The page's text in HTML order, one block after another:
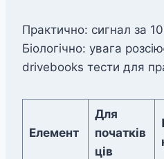
Практично: сигнал за
Біологічно: увага
drivebooks тести для
Елемент
Для
початків
ців